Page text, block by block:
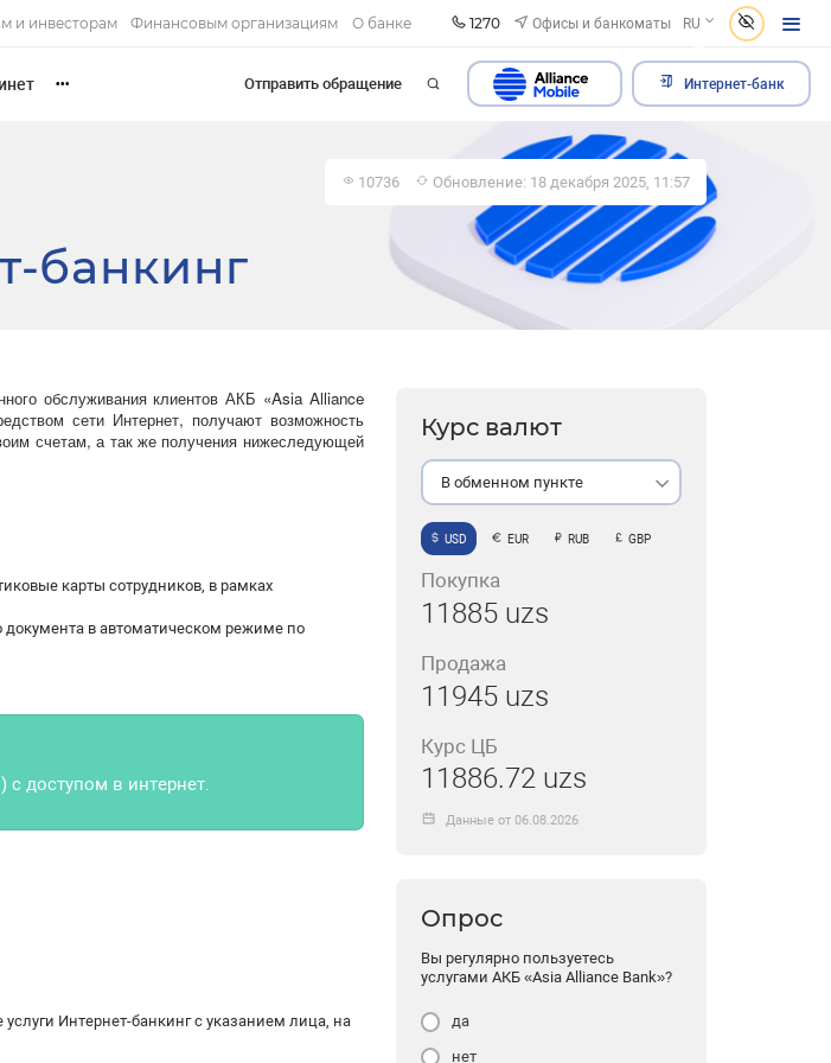
и инвесторам Финансовым организациям О банке 1270 Офисы и банкоматы RU
••• Отправить обращение Интернет-банк
10736 Обновление: 18 декабря 2025, 11:57
банкинг
обслуживания клиентов АКБ «Asia Alliance
сети Интернет, получают возможность
счетам, а так же получения нижеследующей
карты сотрудников, в рамках
документа в автоматическом режиме по
доступом в интернет.
Интернет-банкинг с указанием лица, на
Курс валют
В обменном пункте
USD EUR RUB GBP
Покупка
11885 uzs
Продажа
11945 uzs
Курс ЦБ
11886.72 uzs
Данные от 06.08.2026
Опрос
Вы регулярно пользуетесь
услугами АКБ «Asia Alliance Bank»?
да
нет